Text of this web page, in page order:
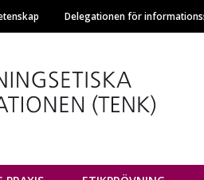
Delegationen för